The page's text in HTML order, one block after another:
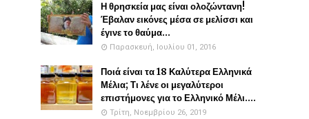
Η θρησκεία μας είναι ολοζώντανη!
Έβαλαν εικόνες μέσα σε μελίσσι και
έγινε το θαύμα...
Παρασκευή, Ιουλίου 01, 2016
Ποιά είναι τα 18 Καλύτερα Ελληνικά
Μέλια; Τι λένε οι μεγαλύτεροι
επιστήμονες για το Ελληνικό Μέλι....
Τρίτη, Νοεμβρίου 26, 2019